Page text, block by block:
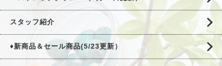
スタッフ紹介
♦新商品＆セール商品(5/23更新）